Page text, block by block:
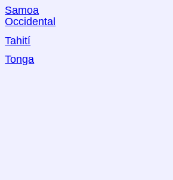
Samoa
Occidental
Tahití
Tonga